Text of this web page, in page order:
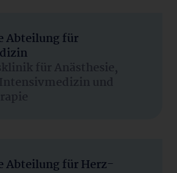
Abteilung für
für Anästhesie,
und
Abteilung für Herz-